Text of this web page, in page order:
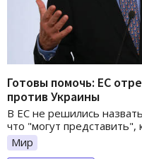
Готовы помочь: ЕС
против Украины
В ЕС не решились
что "могут представить",
Мир